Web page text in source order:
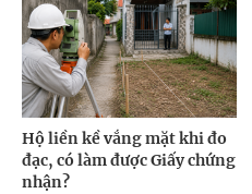
Hộ liền kề vắng mặt khi đo
đạc, có làm được Giấy chứng
nhận?